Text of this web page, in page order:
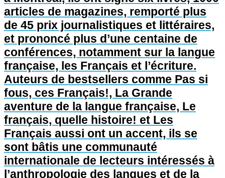
articles de magazines, remporté plus
de 45 prix journalistiques et littéraires,
et prononcé plus d’une centaine de
conférences, notamment sur la langue
française, les Français et l’écriture.
Auteurs de bestsellers comme Pas si
fous, ces Français!, La Grande
aventure de la langue française, Le
français, quelle histoire! et Les
Français aussi ont un accent, ils se
sont bâtis une communauté
internationale de lecteurs intéressés à
l’anthropologie des langues et de la